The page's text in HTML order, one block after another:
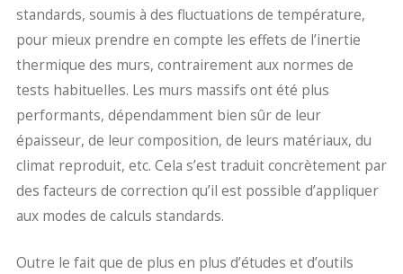
standards, soumis à des fluctuations de température,
pour mieux prendre en compte les effets de l’inertie
thermique des murs, contrairement aux normes de
tests habituelles. Les murs massifs ont été plus
performants, dépendamment bien sûr de leur
épaisseur, de leur composition, de leurs matériaux, du
climat reproduit, etc. Cela s’est traduit concrètement par
des facteurs de correction qu’il est possible d’appliquer
aux modes de calculs standards.
Outre le fait que de plus en plus d’études et d’outils